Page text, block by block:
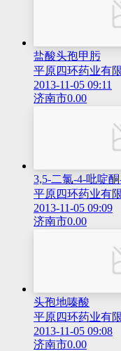
盐酸头孢甲肟
平原四环药业有
2013-11-05 09:11
济南市0.00
3,5-二氯-4-吡啶
平原四环药业有
2013-11-05 09:09
济南市0.00
头孢地嗪酸
平原四环药业有
2013-11-05 09:08
济南市0.00